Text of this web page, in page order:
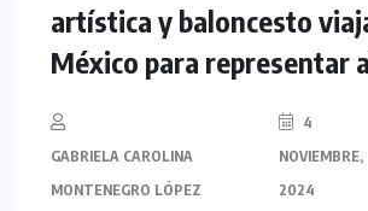
artística y baloncesto
México para representar
GABRIELA CAROLINA
MONTENEGRO LÓPEZ
4
NOVIEMBRE,
2024